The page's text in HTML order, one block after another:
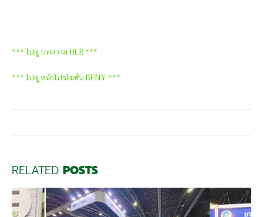
*** ไปดู บทความ DLB ***
*** ไปดู หน้าโปรโมชั่น BENY ***
RELATED POSTS